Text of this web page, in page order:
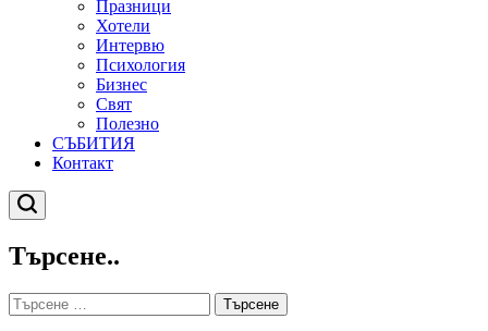
Празници
Хотели
Интервю
Психология
Бизнес
Свят
Полезно
СЪБИТИЯ
Контакт
Търсене
Търсене..
Търсене
за: